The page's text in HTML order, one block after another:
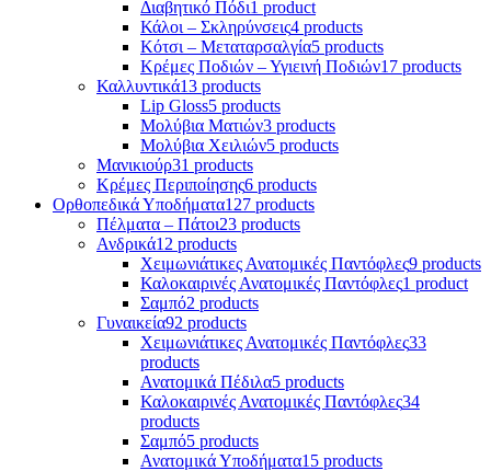
Διαβητικό Πόδι1 product
Κάλοι – Σκληρύνσεις4 products
Κότσι – Μεταταρσαλγία5 products
Κρέμες Ποδιών – Υγιεινή Ποδιών17 products
Καλλυντικά13 products
Lip Gloss5 products
Μολύβια Ματιών3 products
Μολύβια Χειλιών5 products
Μανικιούρ31 products
Κρέμες Περιποίησης6 products
Ορθοπεδικά Υποδήματα127 products
Πέλματα – Πάτοι23 products
Ανδρικά12 products
Χειμωνιάτικες Ανατομικές Παντόφλες9 products
Καλοκαιρινές Ανατομικές Παντόφλες1 product
Σαμπό2 products
Γυναικεία92 products
Χειμωνιάτικες Ανατομικές Παντόφλες33
products
Ανατομικά Πέδιλα5 products
Καλοκαιρινές Ανατομικές Παντόφλες34
products
Σαμπό5 products
Ανατομικά Υποδήματα15 products